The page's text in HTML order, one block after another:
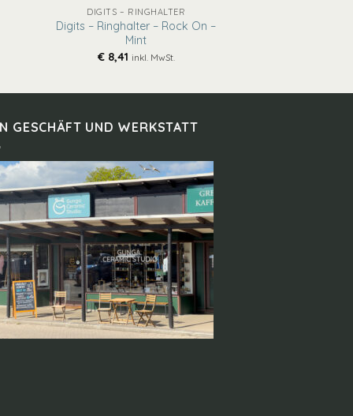
DIGITS – RINGHALTER
Digits – Ringhalter – Rock On –
Mint
€8,41 inkl. MwSt.
GESCHÄFT UND WERKSTATT